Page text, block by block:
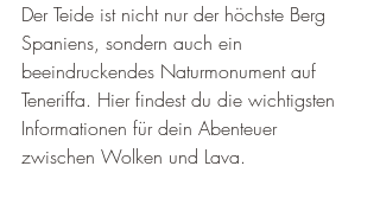
Der Teide ist nicht nur der höchste Berg
Spaniens, sondern auch ein
beeindruckendes Naturmonument auf
Teneriffa. Hier findest du die wichtigsten
Informationen für dein Abenteuer
zwischen Wolken und Lava.